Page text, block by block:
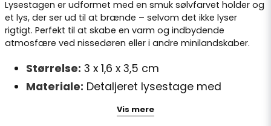
Lysestagen er udformet med en smuk sølvfarvet holder og
et lys, der ser ud til at brænde – selvom det ikke lyser
rigtigt. Perfekt til at skabe en varm og indbydende
atmosfære ved nissedøren eller i andre minilandskaber.
Størrelse: 3 x 1,6 x 3,5 cm
Materiale: Detaljeret lysestage med
Lyser ikke rigtigt– kun dekorativ
Vis mere